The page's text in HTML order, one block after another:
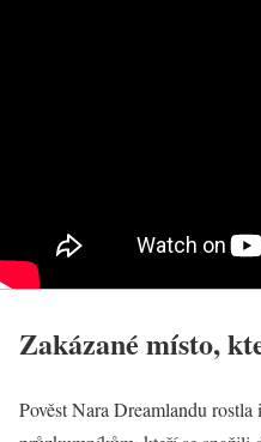
Zakázané místo,
Pověst Nara Dreamlandu